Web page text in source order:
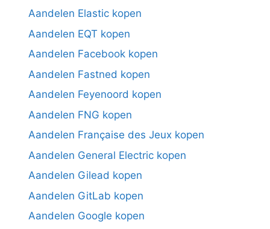
Aandelen Elastic kopen
Aandelen EQT kopen
Aandelen Facebook kopen
Aandelen Fastned kopen
Aandelen Feyenoord kopen
Aandelen FNG kopen
Aandelen Française des Jeux kopen
Aandelen General Electric kopen
Aandelen Gilead kopen
Aandelen GitLab kopen
Aandelen Google kopen